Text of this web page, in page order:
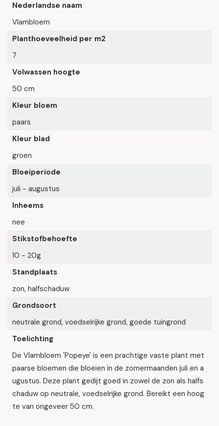
Nederlandse naam
Vlambloem
Planthoeveelheid per m2
7
Volwassen hoogte
50 cm
Kleur bloem
paars
Kleur blad
groen
Bloeiperiode
juli - augustus
Inheems
nee
Stikstofbehoefte
10 - 20g
Standplaats
zon, halfschaduw
Grondsoort
neutrale grond, voedselrijke grond, goede tuingrond
Toelichting
De Vlambloem 'Popeye' is een prachtige vaste plant met
paarse bloemen die bloeien in de zomermaanden juli en a
ugustus. Deze plant gedijt goed in zowel de zon als halfs
chaduw op neutrale, voedselrijke grond. Bereikt een hoog
te van ongeveer 50 cm.